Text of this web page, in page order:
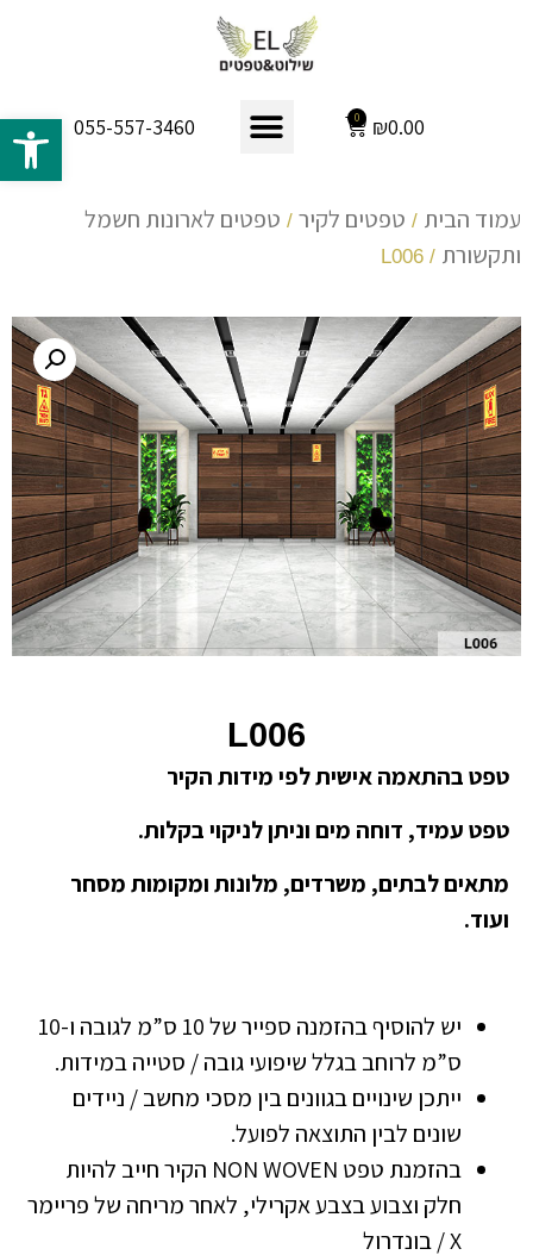
₪0.00
0
055-557-3460
עמוד הבית / טפטים לקיר / טפטים לארונות חשמל
ותקשורת / L006
L006
טפט בהתאמה אישית לפי מידות הקיר
טפט עמיד, דוחה מים וניתן לניקוי בקלות.
מתאים לבתים, משרדים, מלונות ומקומות מסחר
ועוד.
יש להוסיף בהזמנה ספייר של 10 ס”מ לגובה ו-10
ס”מ לרוחב בגלל שיפועי גובה / סטייה במידות.
ייתכן שינויים בגוונים בין מסכי מחשב / ניידים
שונים לבין התוצאה לפועל.
בהזמנת טפט NON WOVEN הקיר חייב להיות
חלק וצבוע בצבע אקרילי, לאחר מריחה של פריימר
X / בונדרול